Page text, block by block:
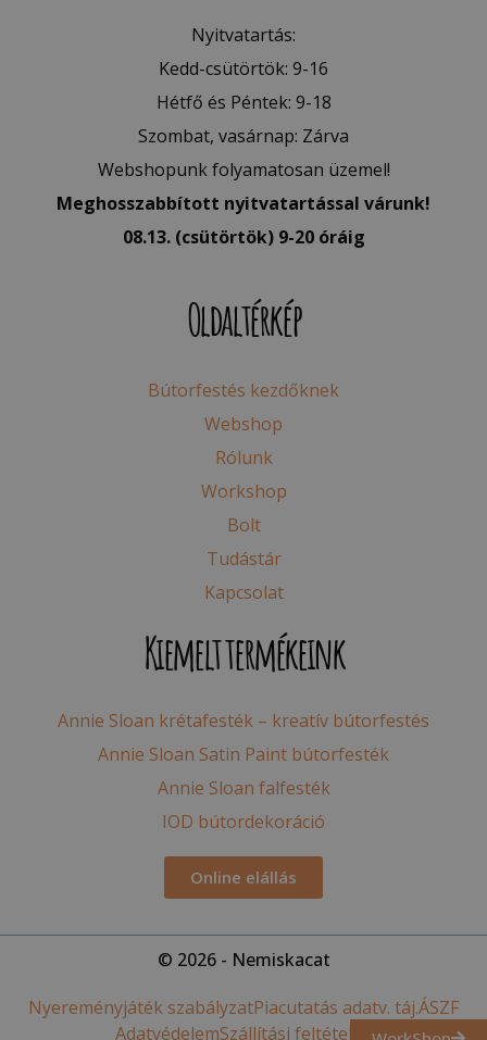
Nyitvatartás:
Kedd-csütörtök: 9-16
Hétfő és Péntek: 9-18
Szombat, vasárnap: Zárva
Webshopunk folyamatosan üzemel!
Meghosszabbított nyitvatartással várunk!
08.13. (csütörtök) 9-20 óráig
Oldaltérkép
Bútorfestés kezdőknek
Webshop
Rólunk
Workshop
Bolt
Tudástár
Kapcsolat
Kiemelt termékeink
Annie Sloan krétafesték – kreatív bútorfestés
Annie Sloan Satin Paint bútorfesték
Annie Sloan falfesték
IOD bútordekoráció
Online elállás
© 2026 - Nemiskacat
Nyereményjáték szabályzatPiacutatás adatv. táj.ÁSZF
AdatvédelemSzállítási feltételek